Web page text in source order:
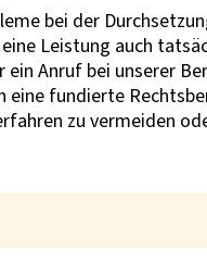
bei der
Leistung auch
ein Anruf bei unserer
eine fundierte
zu vermeiden